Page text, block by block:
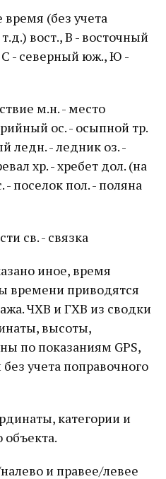
время (без учета
вост., В - восточный
С - северный юж., Ю -
м.н. - место
ос. - осыпной тр.
ледн. - ледник оз. -
хр. - хребет дол. (на
- поселок пол. - поляна
св. - связка
иное, время
времени приводятся
ЧХВ и ГХВ из сводки
высоты,
по показаниям GPS,
учета поправочного
категории и
и правее/левее